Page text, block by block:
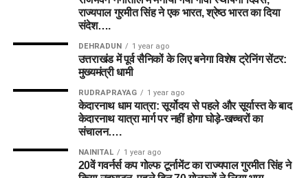
राज्यपाल गुरमीत सिंह ने एक भारत, श्रेष्ठ भारत का दिया
संदेश….
DEHRADUN 1 year ago
उत्तराखंड में पूर्व सैनिकों के लिए बनेगा विशेष ट्रेनिंग सेंटर:
मुख्यमंत्री धामी
RUDRAPRAYAG 1 year ago
केदारनाथ धाम यात्रा: सूर्योदय से पहले और सूर्यास्त के बाद
केदारनाथ यात्रा मार्ग पर नहीं होगा घोड़े-खच्चरों का
संचालन….
NAINITAL 1 year ago
20वें गवर्नर्स कप गोल्फ टूर्नामेंट का राज्यपाल गुरमीत सिंह ने